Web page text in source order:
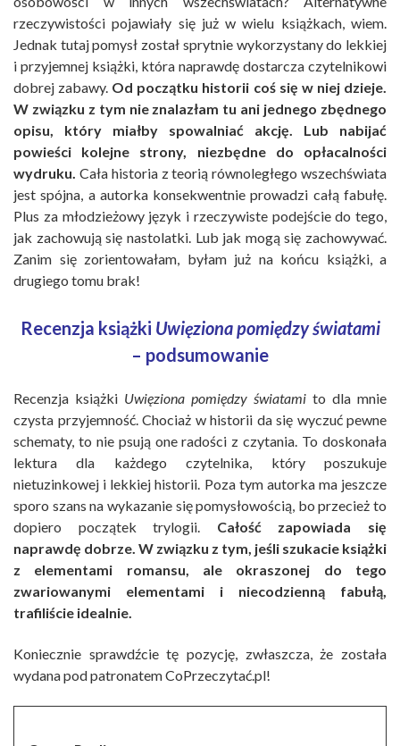
rzeczywistości pojawiały się już w wielu książkach, wiem.
Jednak tutaj pomysł został sprytnie wykorzystany do lekkiej
i przyjemnej książki, która naprawdę dostarcza czytelnikowi
dobrej zabawy. Od początku historii coś się w niej dzieje.
W związku z tym nie znalazłam tu ani jednego zbędnego
opisu, który miałby spowalniać akcję. Lub nabijać
powieści kolejne strony, niezbędne do opłacalności
wydruku. Cała historia z teorią równoległego wszechświata
jest spójna, a autorka konsekwentnie prowadzi całą fabułę.
Plus za młodzieżowy język i rzeczywiste podejście do tego,
jak zachowują się nastolatki. Lub jak mogą się zachowywać.
Zanim się zorientowałam, byłam już na końcu książki, a
drugiego tomu brak!
Recenzja książki Uwięziona pomiędzy światami
– podsumowanie
Recenzja książki Uwięziona pomiędzy światami to dla mnie
czysta przyjemność. Chociaż w historii da się wyczuć pewne
schematy, to nie psują one radości z czytania. To doskonała
lektura dla każdego czytelnika, który poszukuje
nietuzinkowej i lekkiej historii. Poza tym autorka ma jeszcze
sporo szans na wykazanie się pomysłowością, bo przecież to
dopiero początek trylogii. Całość zapowiada się
naprawdę dobrze. W związku z tym, jeśli szukacie książki
z elementami romansu, ale okraszonej do tego
zwariowanymi elementami i niecodzienną fabułą,
trafiliście idealnie.
Koniecznie sprawdźcie tę pozycję, zwłaszcza, że została
wydana pod patronatem CoPrzeczytać.pl!